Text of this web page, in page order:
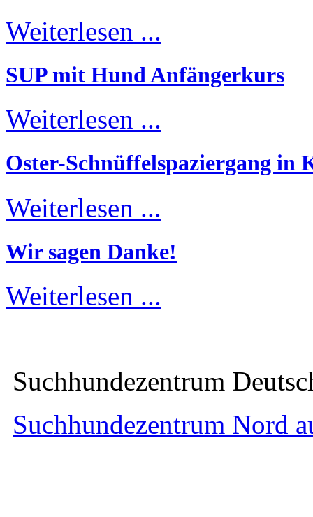
Weiterlesen ...
SUP mit Hund Anfängerkurs
Weiterlesen ...
Oster-Schnüffelspaziergang in
Weiterlesen ...
Wir sagen Danke!
Weiterlesen ...
Suchhundezentrum
Suchhundezentrum Nord